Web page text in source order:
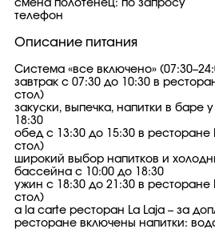
смена полотенец: по запросу
телефон
Описание питания
Система «все включено»
завтрак с 07:30 до 10:30 в
стол)
закуски, выпечка, напитки в баре
18:30
обед с 13:30 до 15:30 в ресторане
стол)
широкий выбор напитков и
бассейна с 10:00 до 18:30
ужин с 18:30 до 21:30 в ресторане
стол)
a la carte ресторан La Laja – за
ресторане включены напитки: